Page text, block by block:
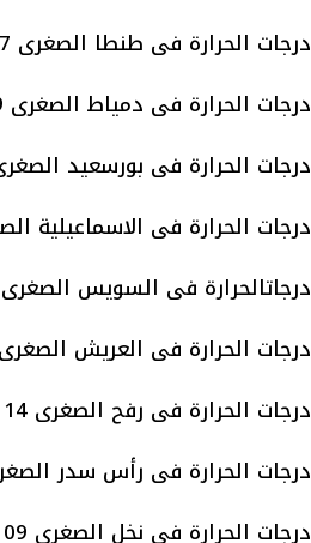
درجات الحرارة فى طنطا الصغرى 17 والعظمى 25
درجات الحرارة فى دمياط الصغرى 19 والعظمى 25
درجات الحرارة فى بورسعيد الصغرى 19
درجات الحرارة فى الاسماعيلية الصغرى 17
درجاتالحرارة فى السويس الصغرى 16 والعظمى
درجات الحرارة فى العريش الصغرى 15 والعظمى
درجات الحرارة فى رفح الصغرى 14 والعظمى 25
درجات الحرارة فى رأس سدر الصغرى 16
درجات الحرارة فى نخل الصغرى 09 العظمى 24